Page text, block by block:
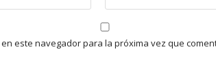
este navegador para la próxima vez que